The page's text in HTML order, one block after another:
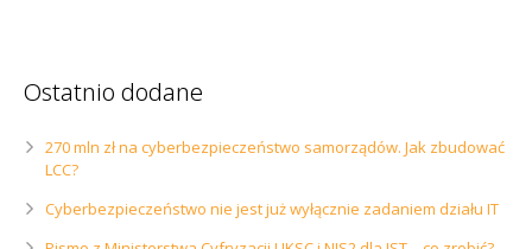
Ostatnio dodane
270 mln zł na cyberbezpieczeństwo samorządów. Jak zbudować
LCC?
Cyberbezpieczeństwo nie jest już wyłącznie zadaniem działu IT